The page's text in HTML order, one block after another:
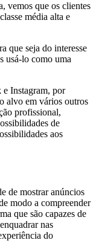
vemos que os clientes
média alta e
que seja do interesse
usá-lo como uma
e Instagram, por
alvo em vários outros
profissional,
de
aos
de mostrar anúncios
modo a compreender
que são capazes de
nas
do